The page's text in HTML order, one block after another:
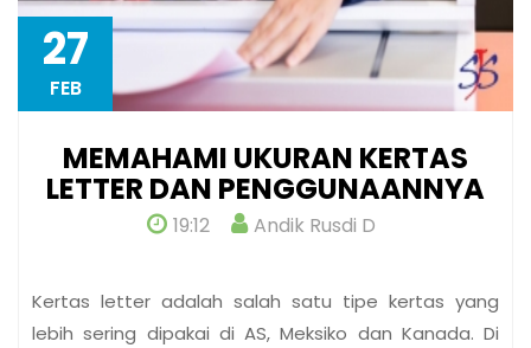
27
FEB
MEMAHAMI UKURAN KERTAS
LETTER DAN PENGGUNAANNYA
19:12 Andik Rusdi D
Kertas letter adalah salah satu tipe kertas yang
lebih sering dipakai di AS, Meksiko dan Kanada. Di